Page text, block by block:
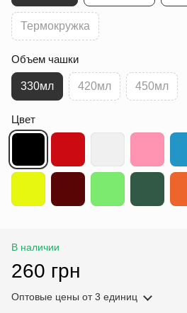
Термокружка
Объем чашки
330мл 420мл 450мл
Цвет
В наличии
260 грн
Оптовые цены от 3 единиц